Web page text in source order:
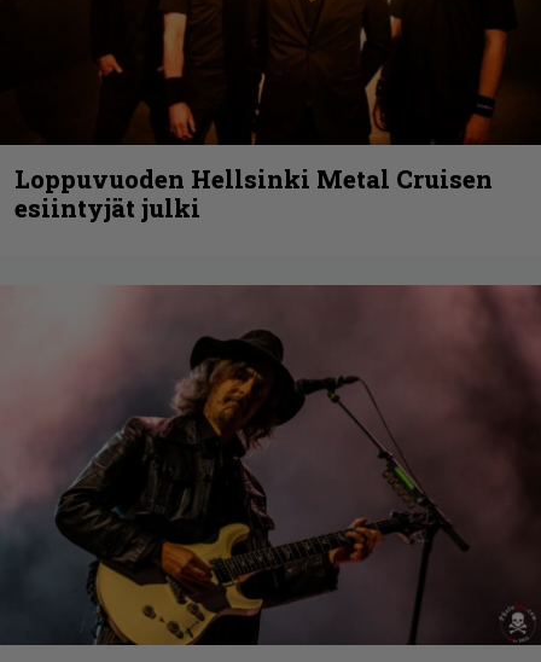
Loppuvuoden Hellsinki Metal Cruisen
esiintyjät julki